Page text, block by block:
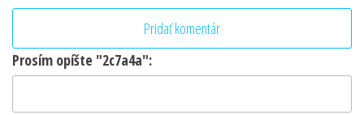
Prosím opíšte "2c7a4a":